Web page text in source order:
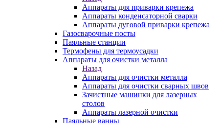
Аппараты для приварки крепежа
Аппараты конденсаторной сварки
Аппараты дуговой приварки крепежа
Газосварочные посты
Паяльные станции
Термофены для термоусадки
Аппараты для очистки металла
Назад
Аппараты для очистки металла
Аппараты для очистки сварных швов
Зачистные машинки для лазерных
столов
Аппараты лазерной очистки
Паяльные ванны